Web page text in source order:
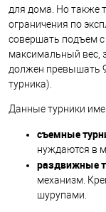
для дома. Но также
ограничения по
совершать подъем
максимальный вес,
должен превышать
турника).
Данные турники
съемные
нуждаются в
раздвижные
механизм.
шурупами.